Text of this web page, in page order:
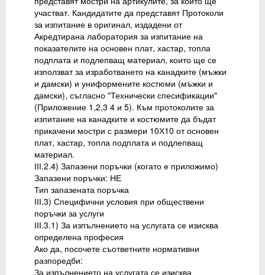
участват. Кандидатите да представят Протоколи
за изпитание в оригинал, издадени от
Акредтирана лаборатория за изпитание на
показателите на основен плат, хастар, топла
подплата и подлепващ материал, които ще се
използват за изработването на канадките (мъжки
и дамски) и униформените костюми (мъжки и
дамски), съгласно "Технически спесификации"
(Приложение 1,2,3 4 и 5). Към протоколите за
изпитание на канадките и костюмите да бъдат
прикачени мостри с размери 10Х10 от основен
плат, хастар, топла подплата и подлепващ
материал.
ІІІ.2.4) Запазени поръчки (когато е приложимо)
Запазени поръчки: НЕ
Тип запазената поръчка
ІІІ.3) Специфични условия при обществени
поръчки за услуги
ІІІ.3.1) За изпълнението на услугата се изисква
определена професия
Ако да, посочете съответните нормативни
разпоредби:
За изпълнението на услугата се изисква